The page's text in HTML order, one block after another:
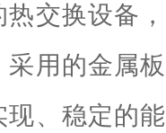
交换设备
用的金属
、稳定的